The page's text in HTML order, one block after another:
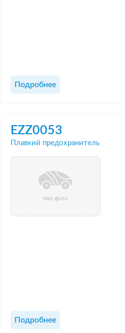
Подробнее
EZZ0053
Плавкий предохранитель
Подробнее